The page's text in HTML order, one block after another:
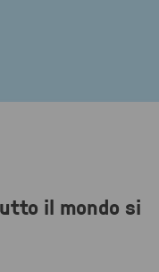
il mondo si